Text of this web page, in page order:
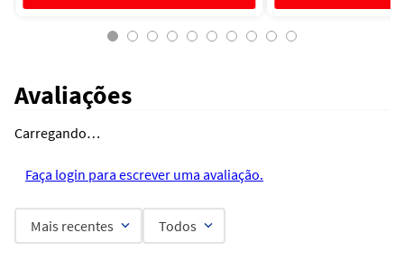
Avaliações
Carregando…
Faça login para escrever uma avaliação.
Mais recentes Todos